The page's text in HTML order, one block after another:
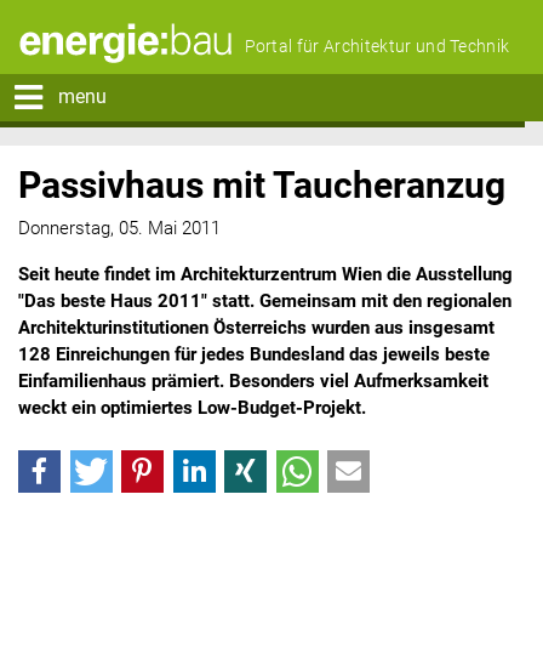
Portal für Architektur und Technik
menu
Passivhaus mit Taucheranzug
Donnerstag, 05. Mai 2011
Seit heute findet im Architekturzentrum Wien die Ausstellung
"Das beste Haus 2011" statt. Gemeinsam mit den regionalen
Architekturinstitutionen Österreichs wurden aus insgesamt
128 Einreichungen für jedes Bundesland das jeweils beste
Einfamilienhaus prämiert. Besonders viel Aufmerksamkeit
weckt ein optimiertes Low-Budget-Projekt.